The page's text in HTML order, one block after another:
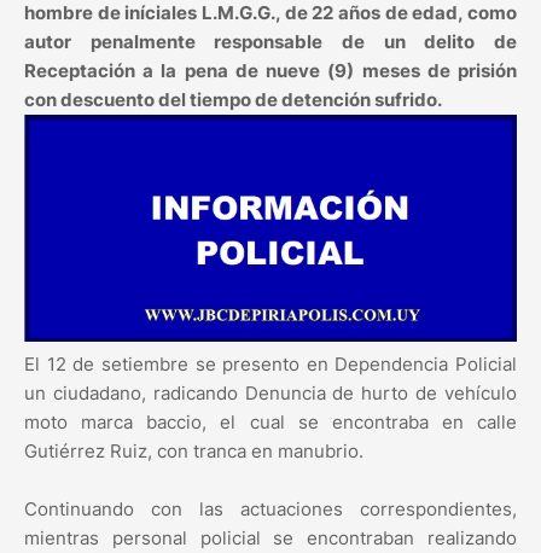
hombre de iníciales L.M.G.G., de 22 años de edad, como
autor penalmente responsable de un delito de
Receptación a la pena de nueve (9) meses de prisión
con descuento del tiempo de detención sufrido.
El 12 de setiembre se presento en Dependencia Policial
un ciudadano, radicando Denuncia de hurto de vehículo
moto marca baccio, el cual se encontraba en calle
Gutiérrez Ruiz, con tranca en manubrio.
Continuando con las actuaciones correspondientes,
mientras personal policial se encontraban realizando